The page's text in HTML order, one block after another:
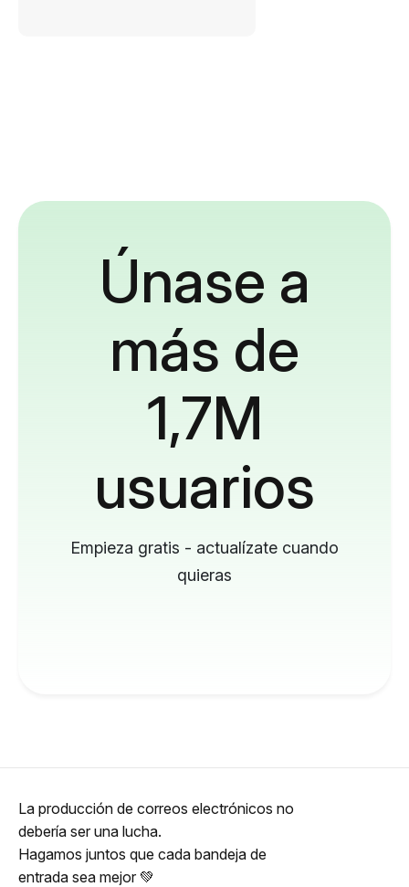
Únase a
más de
1,7M
usuarios
Empieza gratis - actualízate cuando
quieras
La producción de correos electrónicos no
debería ser una lucha.
Hagamos juntos que cada bandeja de
entrada sea mejor 💚